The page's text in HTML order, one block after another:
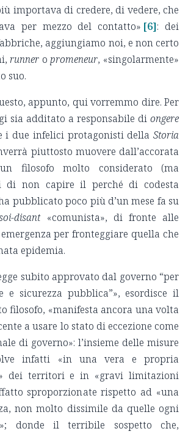
importava di credere, di vedere, che
per mezzo del contatto» [6]: dei
aggiungiamo noi, e non certo
runner opromeneur, «singolarmente»
suo.
appunto, qui vorremmo dire. Per
sia additato a responsabile di ongere
i due infelici protagonisti della Storia
piuttosto muovere dall’accorata
filosofo molto considerato (ma
di non capire il perché di codesta
pubblicato poco più d’un mese fa su
disant«comunista», di fronte alle
per fronteggiare quella che
epidemia.
subito approvato dal governo “per
e sicurezza pubblica”», esordisce il
filosofo, «manifesta ancora una volta
a usare lo stato di eccezione come
di governo»: l’insieme delle misure
infatti «in una vera e propria
dei territori e in «gravi limitazioni
sproporzionate rispetto ad «una
non molto dissimile da quelle ogni
donde il terribile sospetto che,